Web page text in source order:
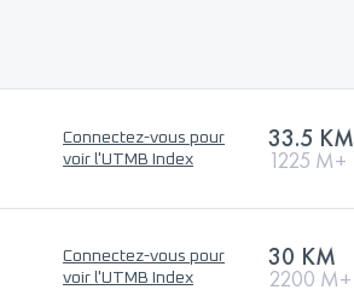
Connectez-vous pour
voir l'UTMB Index
33.5 KM
1225 M+
Connectez-vous pour
voir l'UTMB Index
30 KM
2200 M+